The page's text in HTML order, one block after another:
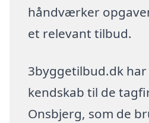
håndværker
et relevant tilbud.
3byggetilbud.dk
kendskab til de
Onsbjerg, som de